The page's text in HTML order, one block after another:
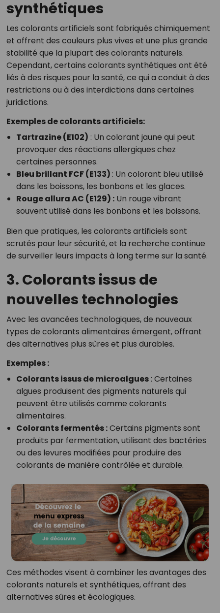
synthétiques
Les colorants artificiels sont fabriqués chimiquement
et offrent des couleurs plus vives et une plus grande
stabilité que la plupart des colorants naturels.
Cependant, certains colorants synthétiques ont été
liés à des risques pour la santé, ce qui a conduit à des
restrictions ou à des interdictions dans certaines
juridictions.
Exemples de colorants artificiels:
Tartrazine (E102) : Un colorant jaune qui peut
provoquer des réactions allergiques chez
certaines personnes.
Bleu brillant FCF (E133) : Un colorant bleu utilisé
dans les boissons, les bonbons et les glaces.
Rouge allura AC (E129) :Un rouge vibrant
souvent utilisé dans les bonbons et les boissons.
Bien que pratiques, les colorants artificiels sont
scrutés pour leur sécurité, et la recherche continue
de surveiller leurs impacts à long terme sur la santé.
3. Colorants issus de
nouvelles technologies
Avec les avancées technologiques, de nouveaux
types de colorants alimentaires émergent, offrant
des alternatives plus sûres et plus durables.
Exemples :
Colorants issus de microalgues: Certaines
algues produisent des pigments naturels qui
peuvent être utilisés comme colorants
alimentaires.
Colorants fermentés:Certains pigments sont
produits par fermentation, utilisant des bactéries
ou des levures modifiées pour produire des
colorants de manière contrôlée et durable.
Ces méthodes visent à combiner les avantages des
colorants naturels et synthétiques, offrant des
alternatives sûres et écologiques.